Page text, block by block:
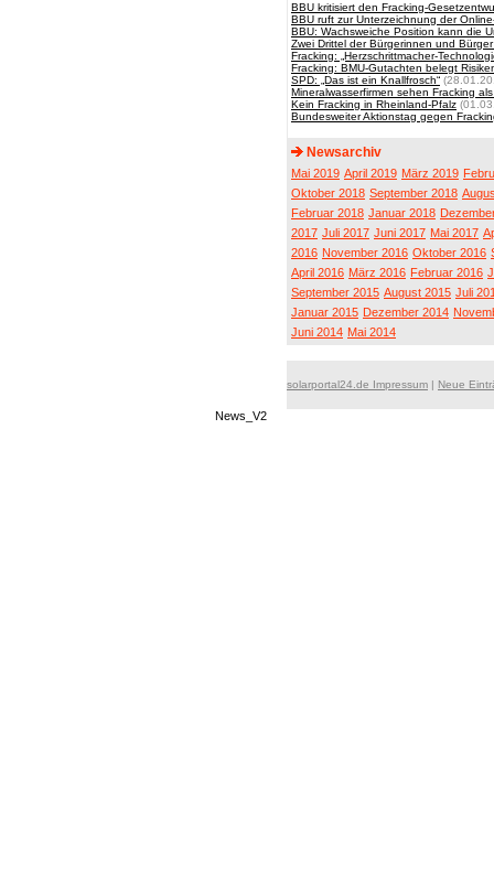
BBU kritisiert den Fracking-
BBU ruft zur Unterzeichnung der
BBU: Wachsweiche Position kann die
Zwei Drittel der Bürgerinnen und
Fracking: „Herzschrittmacher-
Fracking: BMU-Gutachten belegt
SPD: „Das ist ein Knallfrosch“
Mineralwasserfirmen sehen Fracking
Kein Fracking in Rheinland-Pfalz
Bundesweiter Aktionstag gegen
Newsarchiv
Mai 2019 April 2019 März 2019
Oktober 2018 September 2018
Februar 2018 Januar 2018
2017 Juli 2017 Juni 2017 Mai 2017
2016 November 2016 Oktober 2016
April 2016 März 2016 Februar 2016
September 2015 August 2015 Juli
Januar 2015 Dezember 2014
Juni 2014 Mai 2014
solarportal24.de Impressum | Neue
News_V2